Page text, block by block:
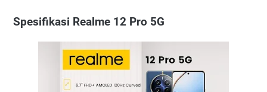
Spesifikasi Realme 12 Pro 5G